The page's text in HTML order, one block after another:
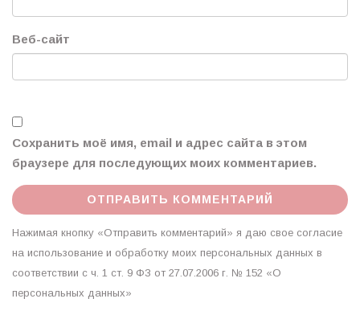
Веб-сайт
Сохранить моё имя, email и адрес сайта в этом
браузере для последующих моих комментариев.
Нажимая кнопку «Отправить комментарий» я даю свое согласие
на использование и обработку моих персональных данных в
соответствии с ч. 1 ст. 9 ФЗ от 27.07.2006 г. № 152 «О
персональных данных»